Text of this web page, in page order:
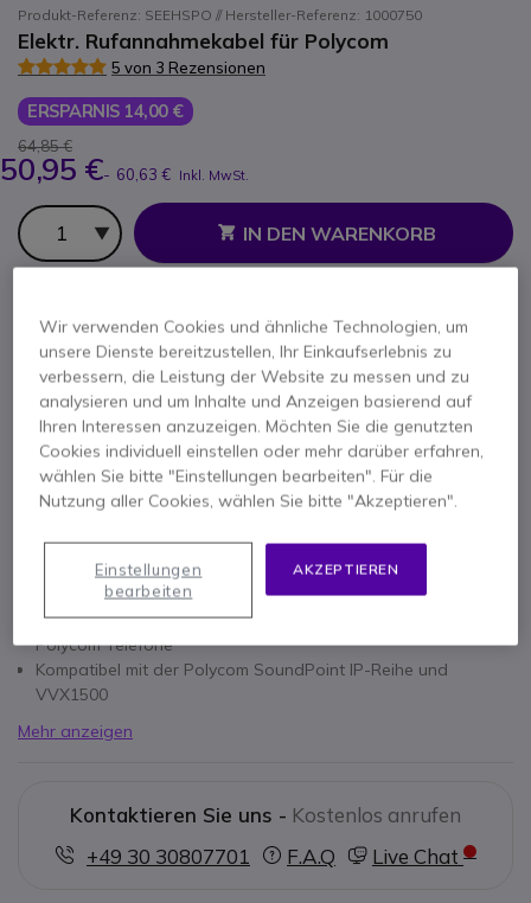
Produkt-Referenz: SEEHSPO // Hersteller-Referenz: 1000750
Elektr. Rufannahmekabel für Polycom
5 von 3 Rezensionen
ERSPARNIS 14,00 €
64,85 €
50,95 €- 60,63 € Inkl. MwSt.
Anzahl
IN DEN WARENKORB
VERFÜGBARKEIT ANFRAGEN
2 JahreHerstellergarantie
Hauptmerkmale
Kabel für elektr. Rufannahme aus der Distanz (EHS) für
Polycom Telefone
Kompatibel mit der Polycom SoundPoint IP-Reihe und
VVX1500
Mehr anzeigen
Kontaktieren Sie uns - Kostenlos anrufen
+49 30 30807701
F.A.Q Live Chat
Wir verwenden Cookies und ähnliche Technologien, um
unsere Dienste bereitzustellen, Ihr Einkaufserlebnis zu
verbessern, die Leistung der Website zu messen und zu
analysieren und um Inhalte und Anzeigen basierend auf
Ihren Interessen anzuzeigen. Möchten Sie die genutzten
Cookies individuell einstellen oder mehr darüber erfahren,
wählen Sie bitte "Einstellungen bearbeiten". Für die
Nutzung aller Cookies, wählen Sie bitte "Akzeptieren".
AKZEPTIEREN
Einstellungen
bearbeiten